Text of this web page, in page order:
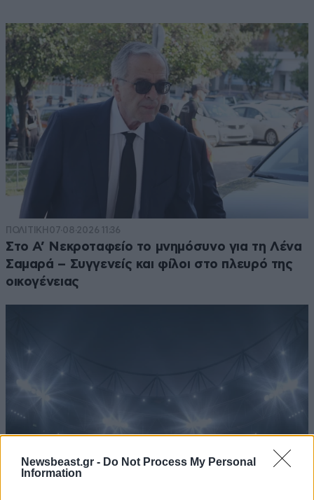
Newsbeast.gr - Do Not Process My Personal
Information
ΠΟΛΙΤΙΚΗ 07·08·2026 11:36
Στο Α’ Νεκροταφείο το μνημόσυνο για τη Λένα
Σαμαρά – Συγγενείς και φίλοι στο πλευρό της
οικογένειας